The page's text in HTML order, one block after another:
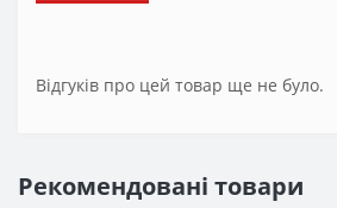
Відгуків про цей товар ще не було.
Рекомендовані товари